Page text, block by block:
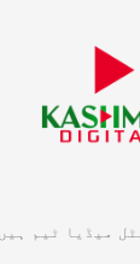
میڈیا ٹیم